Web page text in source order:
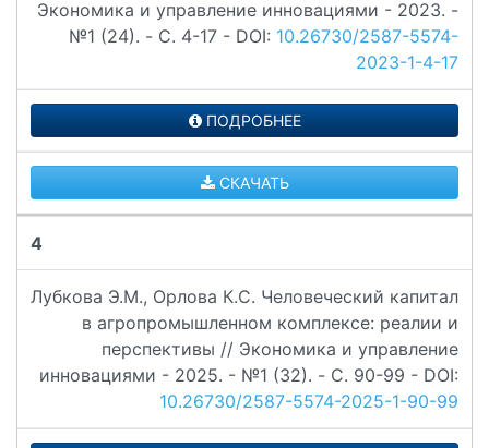
Экономика и управление инновациями - 2023. -
№1 (24). - C. 4-17 - DOI: 10.26730/2587-5574-
2023-1-4-17
ПОДРОБНЕЕ
СКАЧАТЬ
4
Лубкова Э.М., Орлова К.С. Человеческий капитал
в агропромышленном комплексе: реалии и
перспективы // Экономика и управление
инновациями - 2025. - №1 (32). - C. 90-99 - DOI:
10.26730/2587-5574-2025-1-90-99